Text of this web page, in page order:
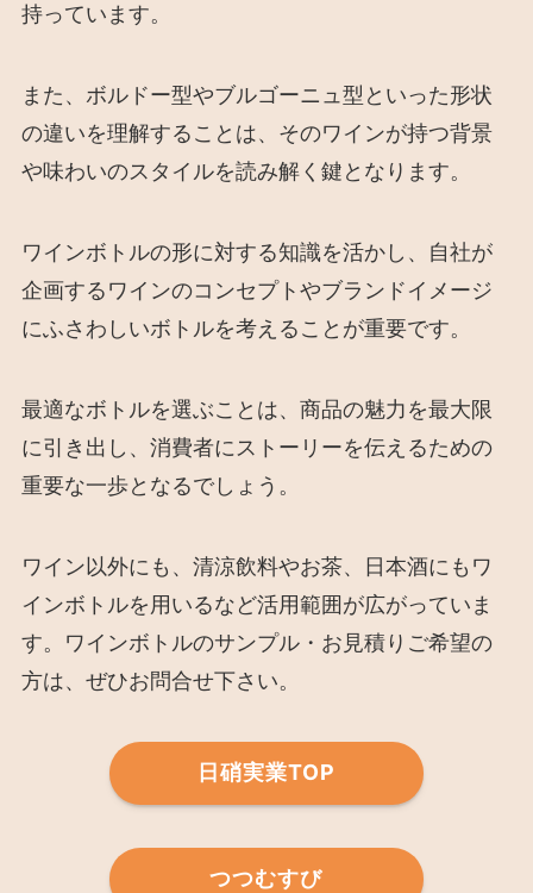
持っています。
また、ボルドー型やブルゴーニュ型といった形状
の違いを理解することは、そのワインが持つ背景
や味わいのスタイルを読み解く鍵となります。
ワインボトルの形に対する知識を活かし、自社が
企画するワインのコンセプトやブランドイメージ
にふさわしいボトルを考えることが重要です。
最適なボトルを選ぶことは、商品の魅力を最大限
に引き出し、消費者にストーリーを伝えるための
重要な一歩となるでしょう。
ワイン以外にも、清涼飲料やお茶、日本酒にもワ
インボトルを用いるなど活用範囲が広がっていま
す。ワインボトルのサンプル・お見積りご希望の
方は、ぜひお問合せ下さい。
日硝実業TOP
つつむすび